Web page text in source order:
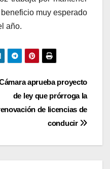
muy esperado
año.
aprueba proyecto
de ley que prórroga la
de licencias de
conducir